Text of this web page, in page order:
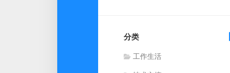
分类
工作生活